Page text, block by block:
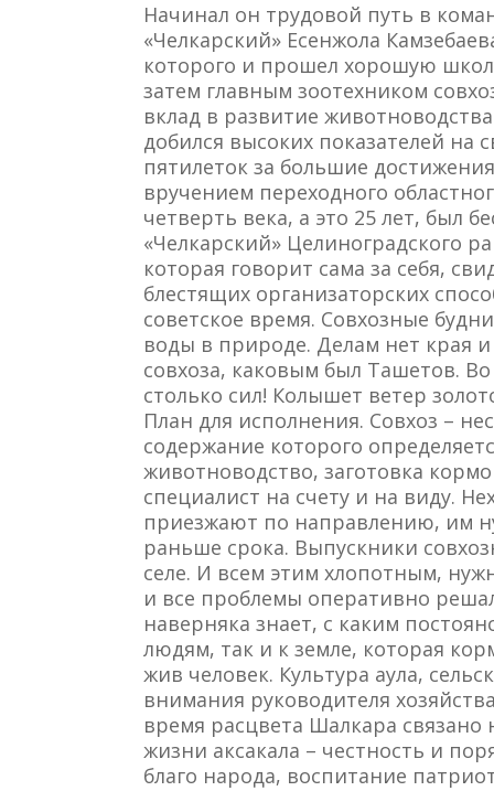
Начинал он трудовой путь в
«Челкарский» Есенжола
которого и прошел хорошую
затем главным зоотехником
вклад в развитие
добился высоких показателей на
пятилеток за большие
вручением переходного
четверть века, а это 25 лет, был
«Челкарский» Целиноградского
которая говорит сама за себя,
блестящих организаторских
советское время. Совхозные
воды в природе. Делам нет края
совхоза, каковым был Ташетов.
столько сил! Колышет ветер
План для исполнения. Совхоз –
содержание которого
животноводство, заготовка
специалист на счету и на виду.
приезжают по направлению, им
раньше срока. Выпускники
селе. И всем этим хлопотным,
и все проблемы оперативно
наверняка знает, с каким
людям, так и к земле, которая
жив человек. Культура аула,
внимания руководителя
время расцвета Шалкара
жизни аксакала – честность и
благо народа, воспитание